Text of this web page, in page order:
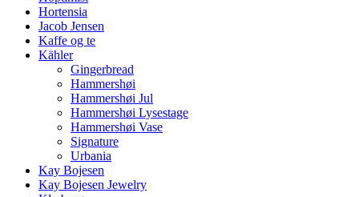
Hortensia
Jacob Jensen
Kaffe og te
Kähler
Gingerbread
Hammershøi
Hammershøi Jul
Hammershøi Lysestage
Hammershøi Vase
Signature
Urbania
Kay Bojesen
Kay Bojesen Jewelry